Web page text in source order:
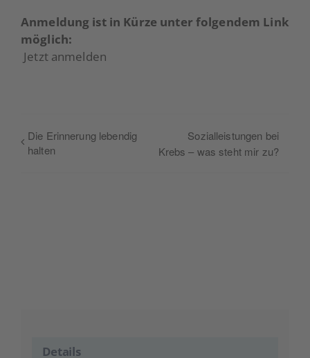
Anmeldung ist in Kürze unter folgendem Link
möglich:
Jetzt anmelden
Die Erinnerung lebendig
halten
Sozialleistungen bei
Krebs – was steht mir zu?
Details